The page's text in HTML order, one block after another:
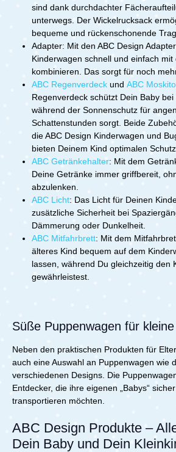
sind dank durchdachter
unterwegs. Der Wickelrucksack
bequeme und rückenschonende
Adapter: Mit den ABC Design
Kinderwagen schnell und einfach
kombinieren. Das sorgt für noch
ABC Regenverdeck und ABC
Regenverdeck schützt Dein Baby bei
während der Sonnenschutz für
Schattenstunden sorgt. Beide
die ABC Design Kinderwagen und
bieten Deinem Kind optimalen
ABC Getränkehalter: Mit dem
Deine Getränke immer griffbereit,
abzulenken.
ABC Licht: Das Licht für Deinen
zusätzliche Sicherheit bei
Dämmerung oder Dunkelheit.
ABC Mitfahrbrett: Mit dem
älteres Kind bequem auf dem
lassen, während Du gleichzeitig den
gewährleistest.
Süße Puppenwagen für
Neben den praktischen Produkten für
auch eine Auswahl an Puppenwagen wie
verschiedenen Designs. Die
Entdecker, die ihre eigenen „Babys“
transportieren möchten.
ABC Design Produkte –
Dein Baby und Dein